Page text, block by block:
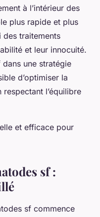
à l’intérieur des
plus rapide et plus
des traitements
et leur innocuité.
une stratégie
d’optimiser la
l’équilibre
et efficace pour
sf :
sf commence